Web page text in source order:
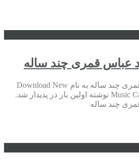
عباس قمری چند ساله
موزیک جدید جديد عباس قمری چند ساله به نام Download New
Music Called On Iran Javan Music نوشته اولین بار در پدیدار شد.
چند ساله